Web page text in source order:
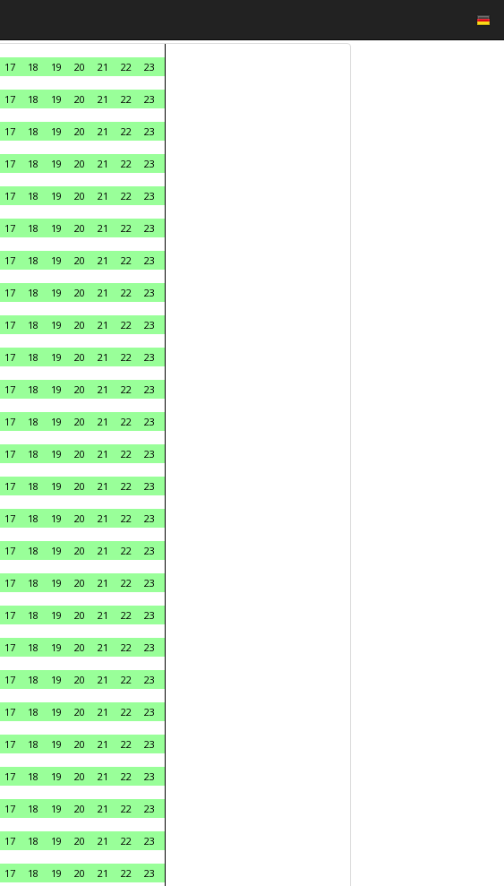
17 18 19 20 21 22
23
17 18 19 20 21 22
23
17 18 19 20 21 22
23
17 18 19 20 21 22
23
17 18 19 20 21 22
23
17 18 19 20 21 22
23
17 18 19 20 21 22
23
17 18 19 20 21 22
23
17 18 19 20 21 22
23
17 18 19 20 21 22
23
17 18 19 20 21 22
23
17 18 19 20 21 22
23
17 18 19 20 21 22
23
17 18 19 20 21 22
23
17 18 19 20 21 22
23
17 18 19 20 21 22
23
17 18 19 20 21 22
23
17 18 19 20 21 22
23
17 18 19 20 21 22
23
17 18 19 20 21 22
23
17 18 19 20 21 22
23
17 18 19 20 21 22
23
17 18 19 20 21 22
23
17 18 19 20 21 22
23
17 18 19 20 21 22
23
17 18 19 20 21 22
23